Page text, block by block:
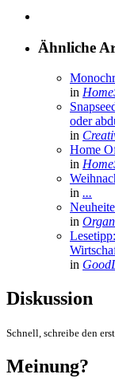
Ähnliche
in
oder
in
Home
in
in ...
in
in
Diskussion
Schnell, schreibe den
Meinung?